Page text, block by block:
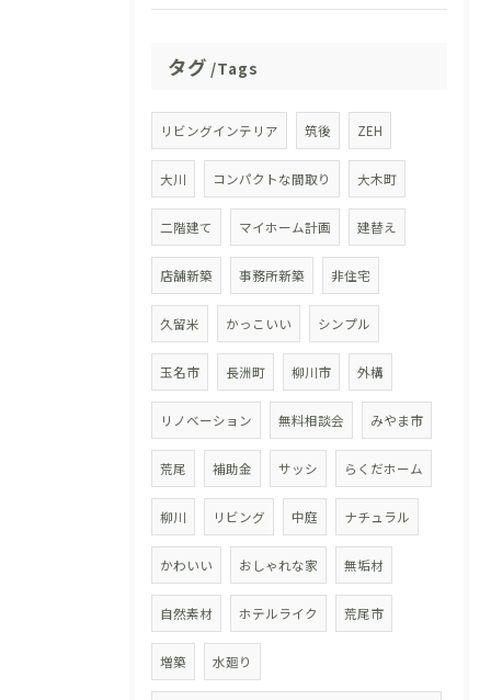
タグ Tags
リビングインテリア 筑後 ZEH
大川 コンパクトな間取り 大木町
二階建て マイホーム計画 建替え
店舗新築 事務所新築 非住宅
久留米 かっこいい シンプル
玉名市 長洲町 柳川市 外構
リノベーション 無料相談会 みやま市
荒尾 補助金 サッシ らくだホーム
柳川 リビング 中庭 ナチュラル
かわいい おしゃれな家 無垢材
自然素材 ホテルライク 荒尾市
増築 水廻り